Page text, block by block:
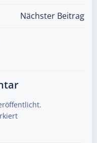
Nächster Beitrag